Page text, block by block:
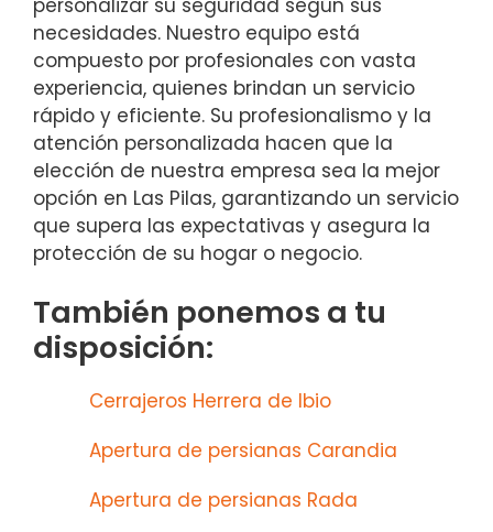
personalizar su seguridad según sus
necesidades. Nuestro equipo está
compuesto por profesionales con vasta
experiencia, quienes brindan un servicio
rápido y eficiente. Su profesionalismo y la
atención personalizada hacen que la
elección de nuestra empresa sea la mejor
opción en Las Pilas, garantizando un servicio
que supera las expectativas y asegura la
protección de su hogar o negocio.
También ponemos a tu
disposición:
Cerrajeros Herrera de Ibio
Apertura de persianas Carandia
Apertura de persianas Rada